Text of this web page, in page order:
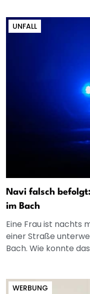
UNFALL
Navi falsch
im Bach
Eine Frau ist nachts
einer Straße
Bach. Wie konnte
WERBUNG